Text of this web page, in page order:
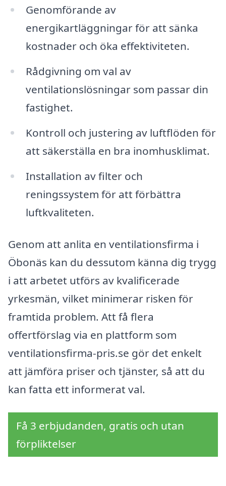
Genomförande av
energikartläggningar för att sänka
kostnader och öka effektiviteten.
Rådgivning om val av
ventilationslösningar som passar din
fastighet.
Kontroll och justering av luftflöden för
att säkerställa en bra inomhusklimat.
Installation av filter och
reningssystem för att förbättra
luftkvaliteten.
Genom att anlita en ventilationsfirma i
Öbonäs kan du dessutom känna dig trygg
i att arbetet utförs av kvalificerade
yrkesmän, vilket minimerar risken för
framtida problem. Att få flera
offertförslag via en plattform som
ventilationsfirma-pris.se gör det enkelt
att jämföra priser och tjänster, så att du
kan fatta ett informerat val.
Få 3 erbjudanden, gratis och utan
förpliktelser